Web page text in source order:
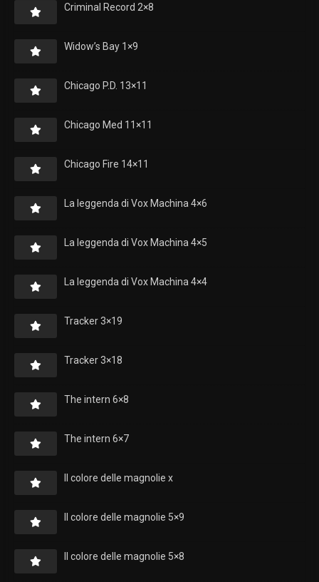
Criminal Record 2×8
Widow’s Bay 1×9
Chicago P.D. 13×11
Chicago Med 11×11
Chicago Fire 14×11
La leggenda di Vox Machina 4×6
La leggenda di Vox Machina 4×5
La leggenda di Vox Machina 4×4
Tracker 3×19
Tracker 3×18
The intern 6×8
The intern 6×7
Il colore delle magnolie x
Il colore delle magnolie 5×9
Il colore delle magnolie 5×8